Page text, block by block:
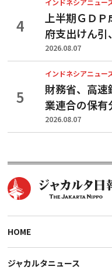
インドネシアニュー
上半期ＧＤ
府支出けん
2026.08.07
インドネシアニュー
財務省、高
業連合の保有
2026.08.07
HOME
ジャカルタニュース